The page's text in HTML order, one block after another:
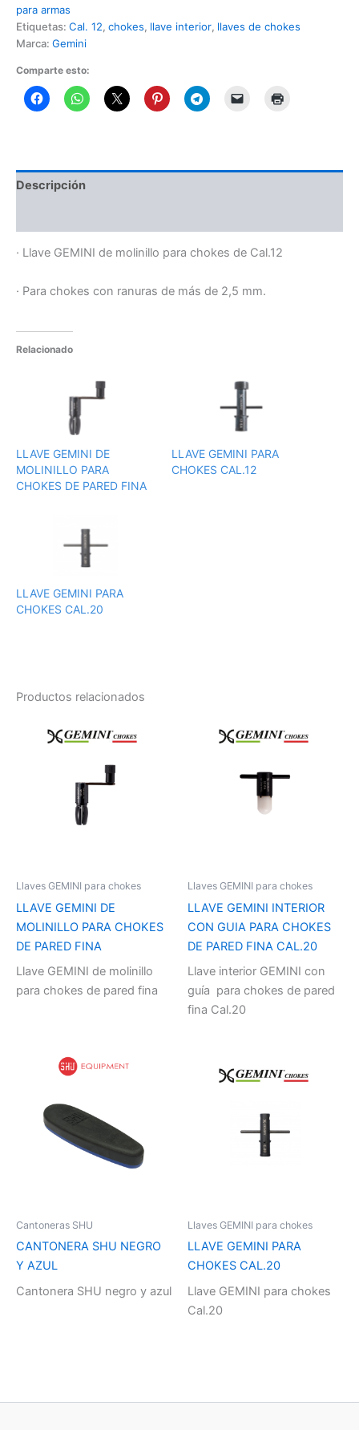
para armas
Etiquetas: Cal. 12, chokes, llave interior, llaves de chokes
Marca: Gemini
Comparte esto:
Descripción
· Llave GEMINI de molinillo para chokes de Cal.12
· Para chokes con ranuras de más de 2,5 mm.
Relacionado
LLAVE GEMINI DE
MOLINILLO PARA
CHOKES DE PARED FINA
LLAVE GEMINI PARA
CHOKES CAL.12
LLAVE GEMINI PARA
CHOKES CAL.20
Productos relacionados
Llaves GEMINI para chokes
LLAVE GEMINI DE
MOLINILLO PARA CHOKES
DE PARED FINA
Llave GEMINI de molinillo
para chokes de pared fina
Llaves GEMINI para chokes
LLAVE GEMINI INTERIOR
CON GUIA PARA CHOKES
DE PARED FINA CAL.20
Llave interior GEMINI con
guía para chokes de pared
fina Cal.20
Cantoneras SHU
CANTONERA SHU NEGRO
Y AZUL
Cantonera SHU negro y azul
Llaves GEMINI para chokes
LLAVE GEMINI PARA
CHOKES CAL.20
Llave GEMINI para chokes
Cal.20